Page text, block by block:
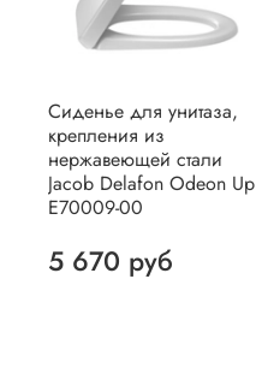
Сиденье для унитаза,
крепления из
нержавеющей стали
Jacob Delafon Odeon Up
E70009-00
5 670 руб